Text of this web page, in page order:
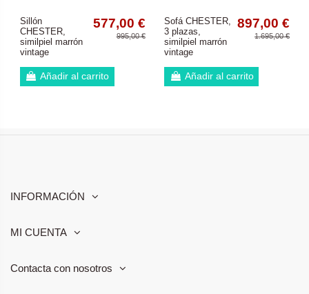
Sillón
CHESTER,
similpiel marrón
vintage
577,00 €
995,00 €
Añadir al carrito
Sofá CHESTER,
3 plazas,
similpiel marrón
vintage
897,00 €
1.695,00 €
Añadir al carrito
INFORMACIÓN
MI CUENTA
Contacta con nosotros